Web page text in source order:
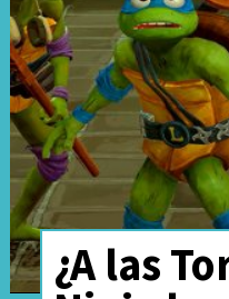
Streaming
Síguenos:
¿A las